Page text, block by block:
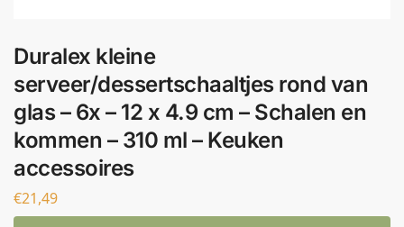
Duralex kleine
serveer/dessertschaaltjes rond van
glas – 6x – 12 x 4.9 cm – Schalen en
kommen – 310 ml – Keuken
accessoires
€21,49